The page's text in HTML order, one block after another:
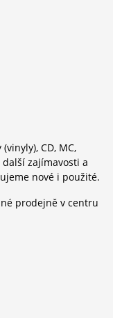
CD, MC,
další zajímavosti a
nové i použité.
prodejně v centru